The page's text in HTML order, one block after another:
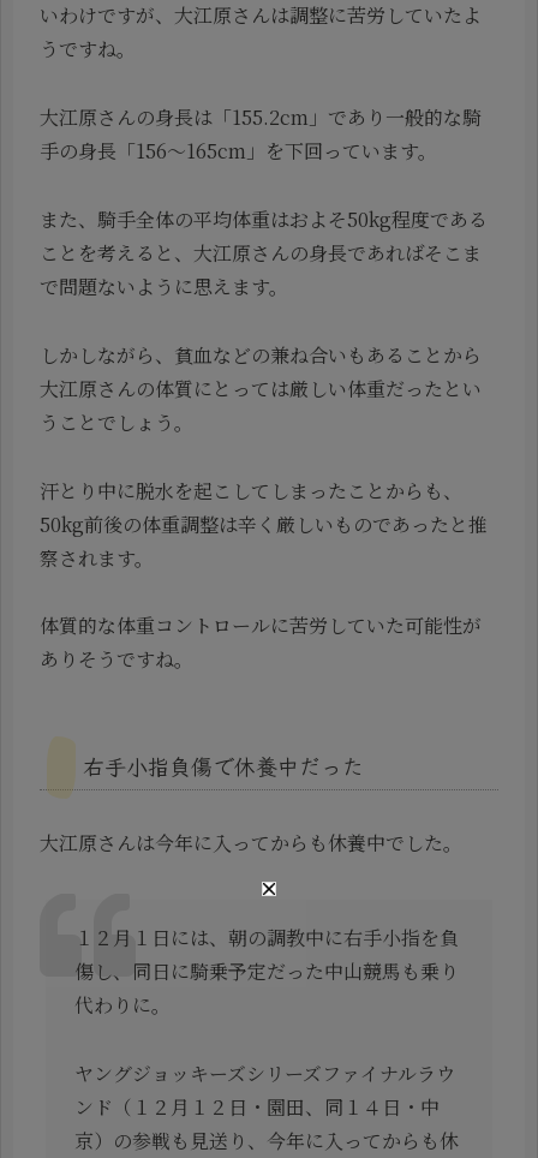
いわけですが、大江原さんは調整に苦労していたよ
うですね。
大江原さんの身長は「155.2cm」であり一般的な騎
手の身長「156〜165cm」を下回っています。
また、騎手全体の平均体重はおよそ50kg程度である
ことを考えると、大江原さんの身長であればそこま
で問題ないように思えます。
しかしながら、貧血などの兼ね合いもあることから
大江原さんの体質にとっては厳しい体重だったとい
うことでしょう。
汗とり中に脱水を起こしてしまったことからも、
50kg前後の体重調整は辛く厳しいものであったと推
察されます。
体質的な体重コントロールに苦労していた可能性が
ありそうですね。
右手小指負傷で休養中だった
大江原さんは今年に入ってからも休養中でした。
１２月１日には、朝の調教中に右手小指を負
傷し、同日に騎乗予定だった中山競馬も乗り
代わりに。
ヤングジョッキーズシリーズファイナルラウ
ンド（１２月１２日・園田、同１４日・中
京）の参戦も見送り、今年に入ってからも休